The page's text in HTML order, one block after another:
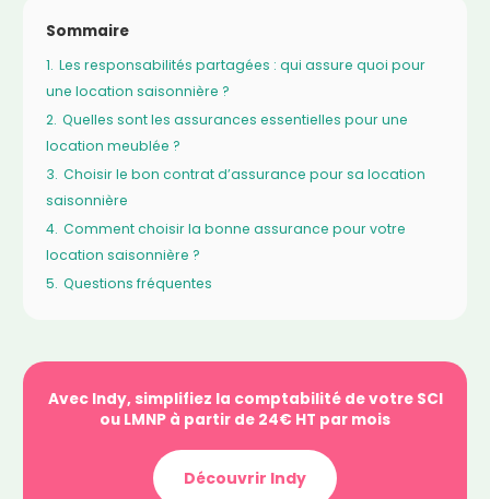
Sommaire
1. Les responsabilités partagées : qui assure quoi pour
une location saisonnière ?
2. Quelles sont les assurances essentielles pour une
location meublée ?
3. Choisir le bon contrat d’assurance pour sa location
saisonnière
4. Comment choisir la bonne assurance pour votre
location saisonnière ?
5. Questions fréquentes
Avec Indy, simplifiez la comptabilité de votre SCI
ou LMNP à partir de 24€ HT par mois
Découvrir Indy